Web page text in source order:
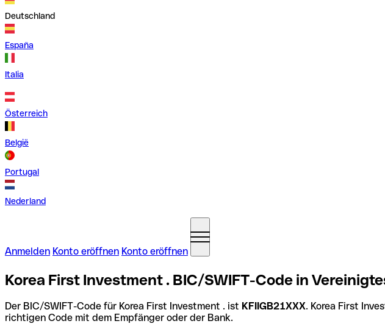
Deutschland
España
Italia
Österreich
België
Portugal
Nederland
Anmelden Konto eröffnen Konto eröffnen
Korea First Investment . BIC/SWIFT-Code in
Der BIC/SWIFT-Code für Korea First Investment . ist KFIIGB21XXX. Korea First
richtigen Code mit dem Empfänger oder der Bank.